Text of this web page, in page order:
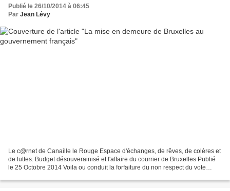
Publié le 26/10/2014 à 06:45
Par Jean Lévy
Le c@rnet de Canaille le Rouge Espace d'échanges, de rêves, de colères et
de luttes. Budget désouverainisé et l'affaire du courrier de Bruxelles Publié
le 25 Octobre 2014 Voila ou conduit la forfaiture du non respect du vote